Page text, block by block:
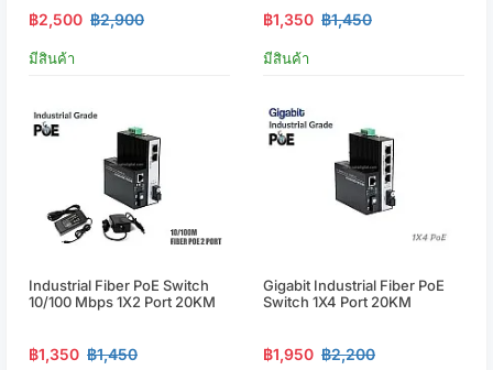
฿2,500 ฿2,900
มีสินค้า
฿1,350 ฿1,450
มีสินค้า
Industrial Fiber PoE Switch
10/100 Mbps 1X2 Port 20KM
฿1,350 ฿1,450
Gigabit Industrial Fiber PoE
Switch 1X4 Port 20KM
฿1,950 ฿2,200